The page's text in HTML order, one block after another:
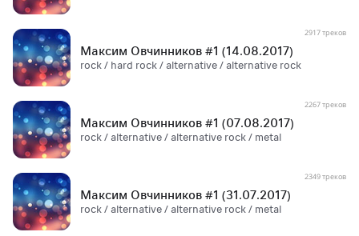
Максим Овчинников #1 (14.08.2017)
rock / hard rock / alternative / alternative rock
2917 треков
Максим Овчинников #1 (07.08.2017)
rock / alternative / alternative rock / metal
2267 треков
Максим Овчинников #1 (31.07.2017)
rock / alternative / alternative rock / metal
2349 треков